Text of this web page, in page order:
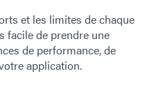
et les limites de chaque
facile de prendre une
de performance, de
application.